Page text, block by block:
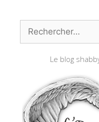
contenuRechercher :
Le blog